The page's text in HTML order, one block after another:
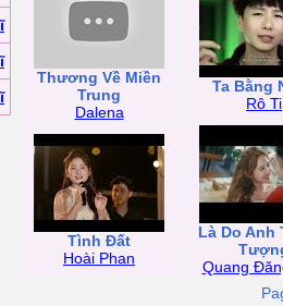
Thương Về Miền
Trung
Dalena
Ta Bằng
Rô Ti
Tình Đất
Hoài Phan
Là Do Anh
Quang